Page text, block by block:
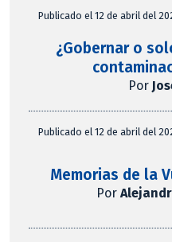
Publicado el 12 de abril del
¿Gobernar o
Por
Publicado el 12 de abril del
Memorias de la
Por